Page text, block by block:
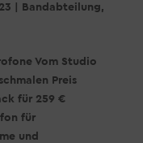
Bandabteilung,
Vom Studio
Preis
für 259 €
für
und